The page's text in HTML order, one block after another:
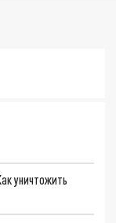
уничтожить